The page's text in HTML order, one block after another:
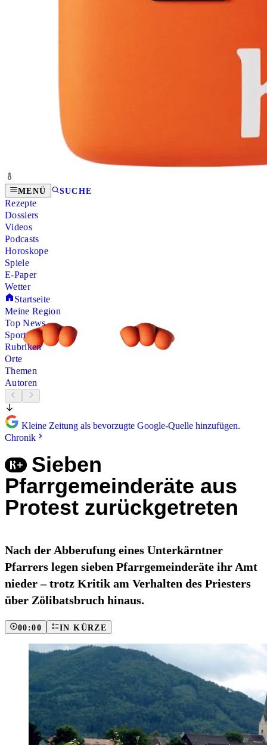
MENÜ SUCHE
Rezepte
Dossiers
Videos
Podcasts
Horoskope
Spiele
E-Paper
Wetter
Startseite
Meine Region
Top News
Sport
Rubriken
Orte
Themen
Autoren
Kleine Zeitung als bevorzugte Google-Quelle hinzufügen.
Chronik
Sieben
Pfarrgemeinderäte aus
Protest zurückgetreten
Nach der Abberufung eines Unterkärntner
Pfarrers legen sieben Pfarrgemeinderäte ihr Amt
nieder – trotz Kritik am Verhalten des Priesters
über Zölibatsbruch hinaus.
00:00 IN KÜRZE